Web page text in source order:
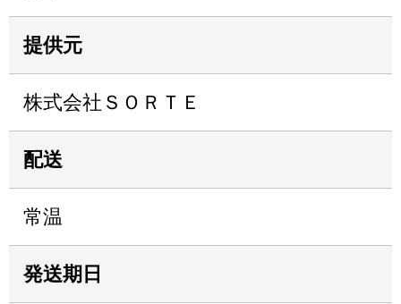
提供元
株式会社ＳＯＲＴＥ
配送
常温
発送期日